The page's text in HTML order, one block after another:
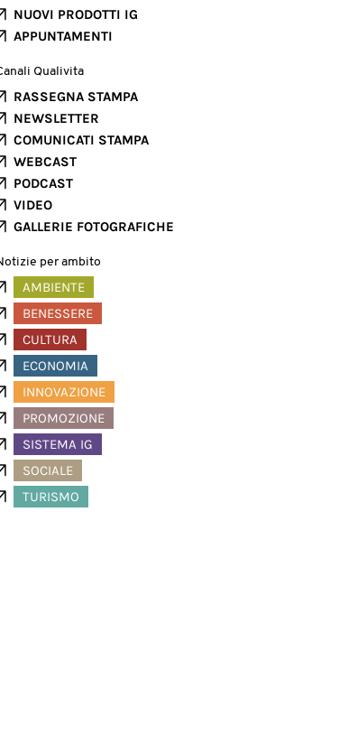
NUOVI PRODOTTI IG
APPUNTAMENTI
Qualivita
RASSEGNA STAMPA
NEWSLETTER
COMUNICATI STAMPA
WEBCAST
PODCAST
VIDEO
GALLERIE FOTOGRAFICHE
per ambito
AMBIENTE
BENESSERE
CULTURA
ECONOMIA
INNOVAZIONE
PROMOZIONE
SISTEMA IG
SOCIALE
TURISMO